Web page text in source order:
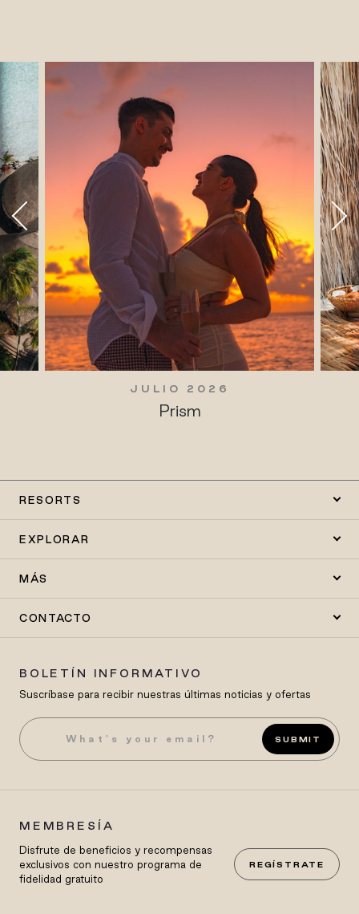
JULIO 2026
Prism
RESORTS
EXPLORAR
MÁS
CONTACTO
BOLETÍN INFORMATIVO
Suscríbase para recibir nuestras últimas noticias y ofertas
SUBMIT
MEMBRESÍA
Disfrute de beneficios y recompensas
exclusivos con nuestro programa de
fidelidad gratuito
REGÍSTRATE